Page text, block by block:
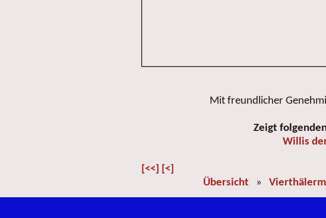
Mit freundlicher
Zeigt
Willis
[<<] [<]
Übersicht »